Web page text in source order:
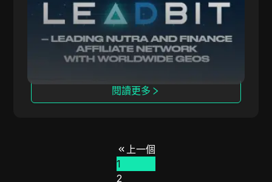
LeadBit 連接全球廣告主和發布者，提供實時跟蹤
的CPA和CPL推廣活動。
閱讀更多
上一個
1
2